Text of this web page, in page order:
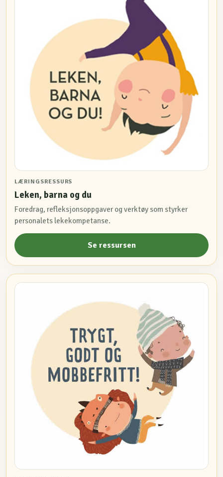
LÆRINGSRESSURS
Leken, barna og du
Foredrag, refleksjonsoppgaver og verktøy som styrker
personalets lekekompetanse.
Se ressursen